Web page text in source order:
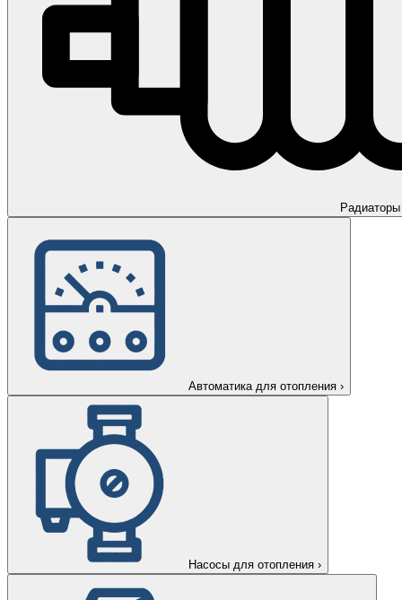
Радиаторы
Автоматика для отопления ›
Насосы для отопления ›